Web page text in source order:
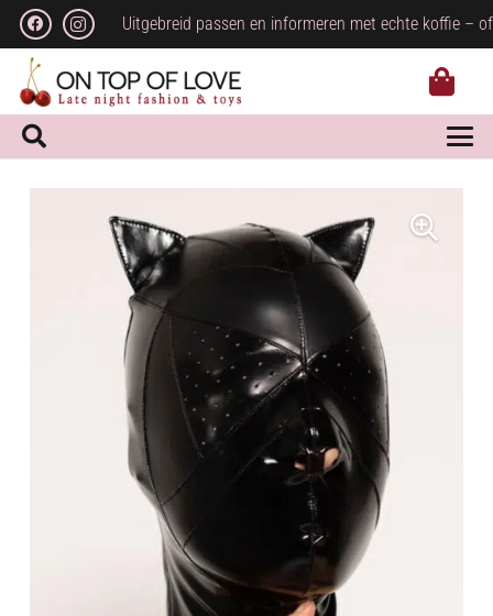
Uitgebreid passen en informeren met echte koffie –